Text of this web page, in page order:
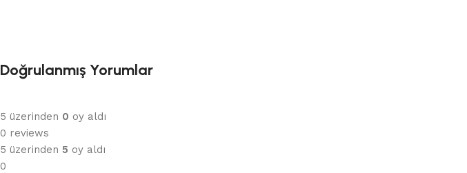
Doğrulanmış Yorumlar
5 üzerinden 0 oy aldı
0 reviews
5 üzerinden 5 oy aldı
0